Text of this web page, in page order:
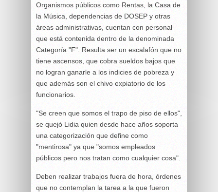
Organismos públicos como Rentas, la Casa de
la Música, dependencias de DOSEP y otras
áreas administrativas, cuentan con personal
que está contenida dentro de la denominada
Categoría "F". Resulta ser un escalafón que no
tiene ascensos, que cobra sueldos bajos que
no logran ganarle a los indicies de pobreza y
que además son el chivo expiatorio de los
funcionarios.
"Se creen que somos el trapo de piso de ellos",
se quejó Lidia quien desde hace años soporta
una categorización que define como
"mentirosa" ya que "somos empleados
públicos pero nos tratan como cualquier cosa".
Deben realizar trabajos fuera de hora, órdenes
que no contemplan la tarea a la que fueron